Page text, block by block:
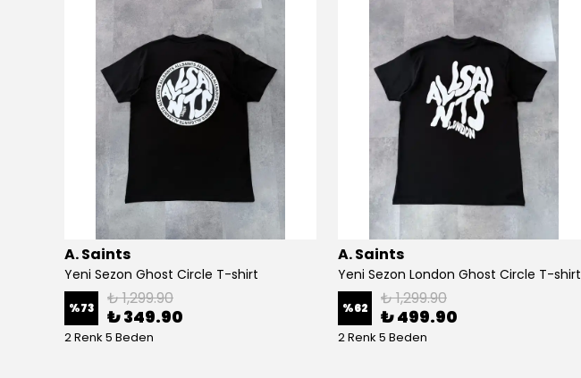
A. Saints
Yeni Sezon Ghost Circle T-shirt
%73 ₺ 1,299.90
₺ 349.90
2 Renk 5 Beden
A. Saints
Yeni Sezon London Ghost Circle T-shirt
%62 ₺ 1,299.90
₺ 499.90
2 Renk 5 Beden